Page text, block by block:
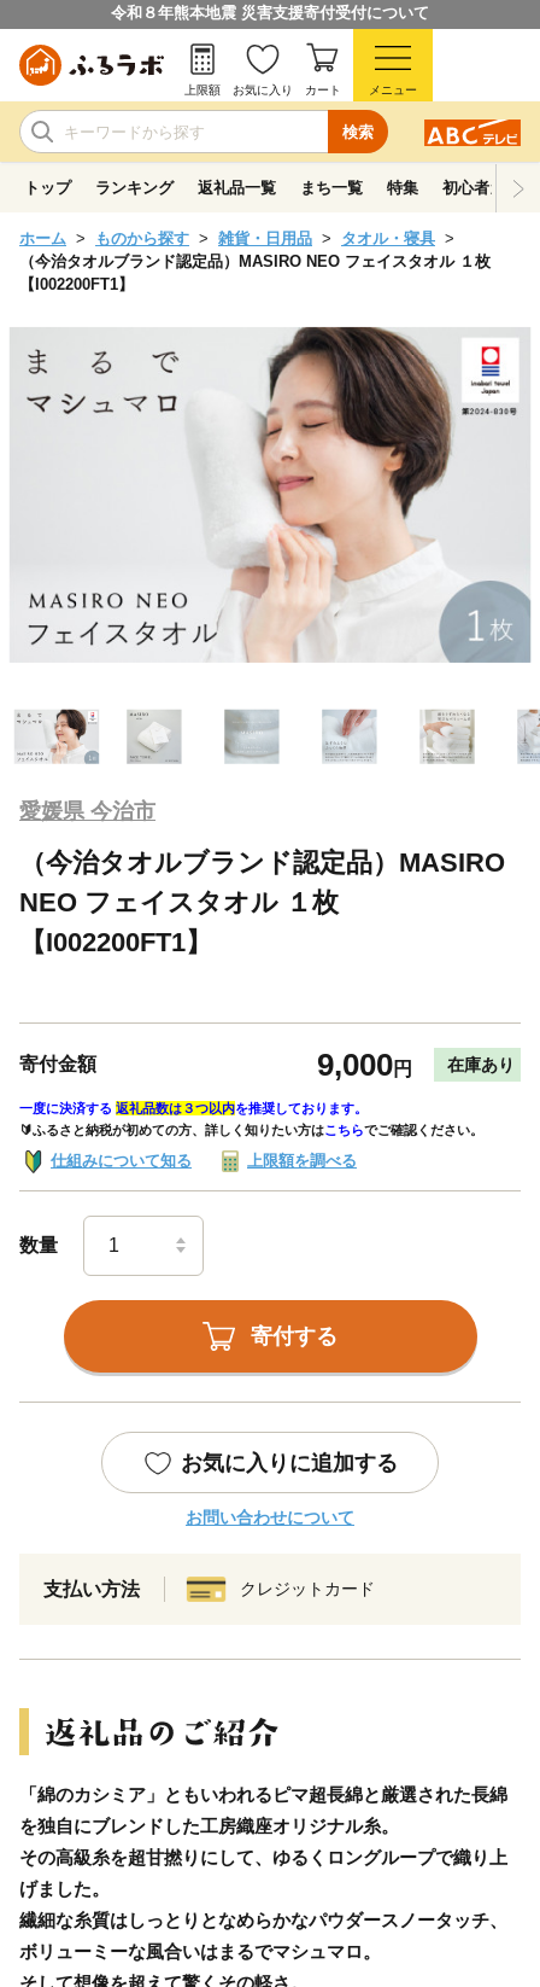
令和８年熊本地震 災害支援寄付受付について
検索
上限額 お気に入り カート メニュー
トップ ランキング 返礼品一覧 まち一覧 特集 初心者ガイド
ホーム ものから探す 雑貨・日用品
タオル・寝具
（今治タオルブランド認定品）MASIRO NEO フェイスタオル １枚
【I002200FT1】
愛媛県 今治市
（今治タオルブランド認定品）MASIRO
NEO フェイスタオル １枚
【I002200FT1】
寄付金額 9,000円 在庫あり
一度に決済する 返礼品数は３つ以内を推奨しております。
🔰ふるさと納税が初めての方、詳しく知りたい方はこちらでご確認ください。
仕組みについて知る 上限額を調べる
数量
寄付する
お気に入りに追加する
お問い合わせについて
支払い方法 クレジットカード
「綿のカシミア」ともいわれるピマ超長綿と厳選された長綿
を独自にブレンドした工房織座オリジナル糸。
その高級糸を超甘撚りにして、ゆるくロングループで織り上
げました。
繊細な糸質はしっとりとなめらかなパウダースノータッチ、
ボリューミーな風合いはまるでマシュマロ。
そして想像を超えて驚くその軽さ。